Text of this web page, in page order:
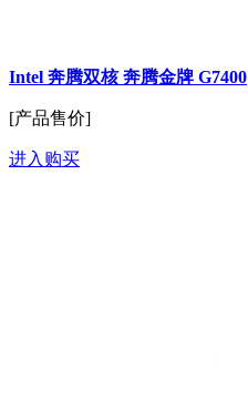
Intel 奔腾双核 奔腾金牌 G7400
[产品售价]
进入购买